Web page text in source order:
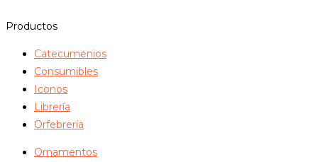
Productos
Catecumenios
Consumibles
Iconos
Librería
Orfebrería
Ornamentos